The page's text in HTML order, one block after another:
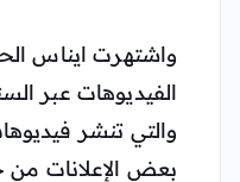
واشتهرت ايناس
الفيديوهات عبر
والتي تنشر
بعض الإعلانات